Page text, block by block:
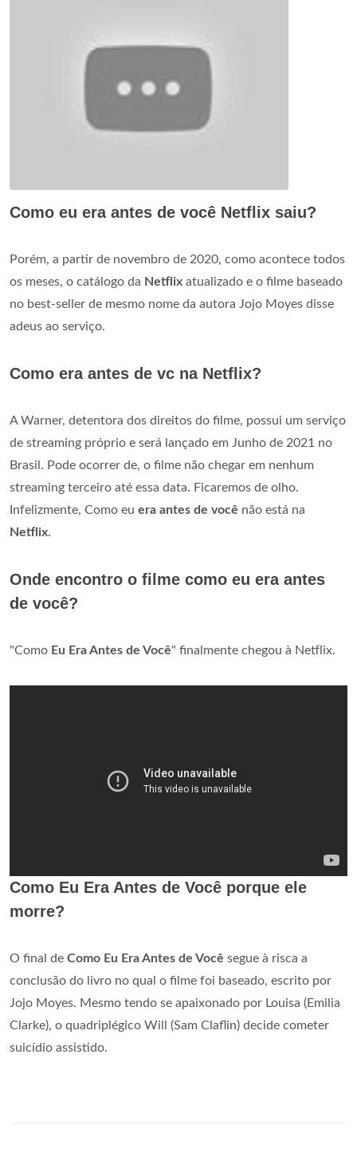
Como eu era antes de você Netflix saiu?
Porém, a partir de novembro de 2020, como acontece todos
os meses, o catálogo da Netflix atualizado e o filme baseado
no best-seller de mesmo nome da autora Jojo Moyes disse
adeus ao serviço.
Como era antes de vc na Netflix?
A Warner, detentora dos direitos do filme, possui um serviço
de streaming próprio e será lançado em Junho de 2021 no
Brasil. Pode ocorrer de, o filme não chegar em nenhum
streaming terceiro até essa data. Ficaremos de olho.
Infelizmente, Como eu era antes de você não está na
Netflix.
Onde encontro o filme como eu era antes
de você?
"Como Eu Era Antes de Você" finalmente chegou à Netflix.
Como Eu Era Antes de Você porque ele
morre?
O final de Como Eu Era Antes de Você segue à risca a
conclusão do livro no qual o filme foi baseado, escrito por
Jojo Moyes. Mesmo tendo se apaixonado por Louisa (Emilia
Clarke), o quadriplégico Will (Sam Claflin) decide cometer
suicídio assistido.